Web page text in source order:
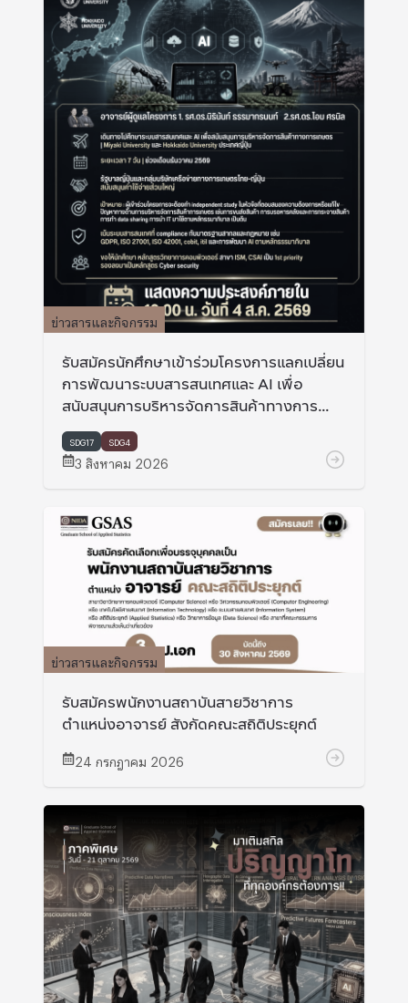
ข่าวสารและกิจกรรม
รับสมัครนักศึกษาเข้าร่วมโครงการแลกเปลี่ยน
การพัฒนาระบบสารสนเทศและ AI เพื่อ
สนับสนุนการบริหารจัดการสินค้าทางการ
เกษตร ที่ Miyaki university และ Hokkaido
university ประเทศญี่ปุ่น
SDG17 SDG4
3 สิงหาคม 2026
ข่าวสารและกิจกรรม
รับสมัครพนักงานสถาบันสายวิชาการ
ตำแหน่งอาจารย์ สังกัดคณะสถิติประยุกต์
24 กรกฎาคม 2026